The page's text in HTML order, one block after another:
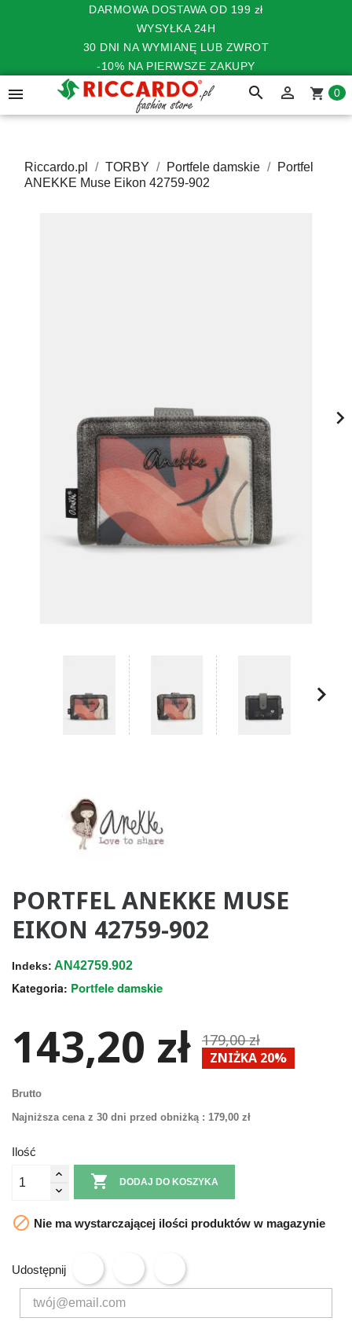
DARMOWA DOSTAWA OD 199 zł
WYSYŁKA 24H
30 DNI NA WYMIANĘ LUB ZWROT
-10% NA PIERWSZE ZAKUPY
 search  shopping_cart 0
Riccardo.pl TORBY Portfele damskie
Portfel
ANEKKE Muse Eikon 42759-902

PORTFEL ANEKKE MUSE
EIKON 42759-902
Indeks: AN42759.902
Kategoria: Portfele damskie
143,20 zł 179,00 zł
ZNIŻKA 20%
Brutto
Najniższa cena z 30 dni przed obniżką : 179,00 zł
Ilość
 DODAJ DO KOSZYKA
 Nie ma wystarczającej ilości produktów w magazynie
Udostępnij